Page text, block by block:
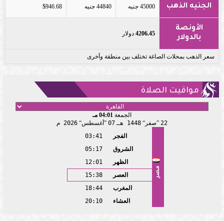
الجنيه الذهب 45000 جنيه 44840 جنيه $946.68
الأونصة
بالدولار
4206.45 دولار
سعر الذهب بمحلات الصاغة تختلف بين منطقة وأخرى
مواقيت الصلاة
الجمعة 04:01 مـ
22
صفر 1448 هـ 07 أغسطس 2026 م
مصر
الفجر
03:41
الشروق
05:17
الظهر
12:01
العصر
15:38
المغرب
18:44
العشاء
20:10